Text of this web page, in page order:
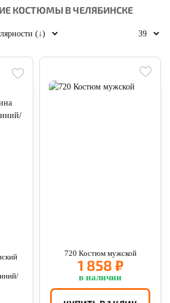
КОСТЮМЫ В ЧЕЛЯБИНСКЕ
720 Костюм мужской
1 858 ₽
в наличии